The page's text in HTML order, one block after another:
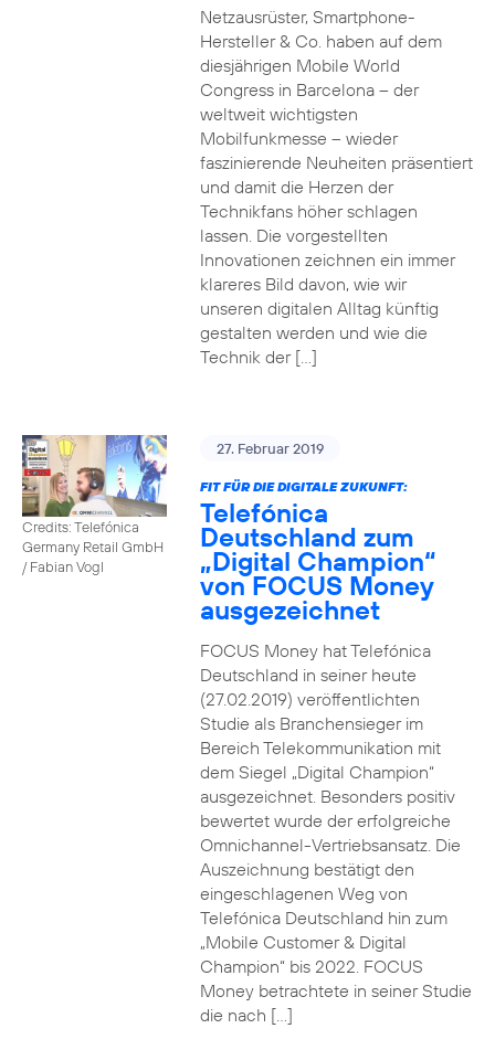
Netzausrüster, Smartphone-
Hersteller & Co. haben auf dem
diesjährigen Mobile World
Congress in Barcelona – der
weltweit wichtigsten
Mobilfunkmesse – wieder
faszinierende Neuheiten präsentiert
und damit die Herzen der
Technikfans höher schlagen
lassen. Die vorgestellten
Innovationen zeichnen ein immer
klareres Bild davon, wie wir
unseren digitalen Alltag künftig
gestalten werden und wie die
Technik der […]
Credits: Telefónica
Germany Retail GmbH
/ Fabian Vogl
27. Februar 2019
FIT FÜR DIE DIGITALE ZUKUNFT:
Telefónica
Deutschland zum
„Digital Champion“
von FOCUS Money
ausgezeichnet
FOCUS Money hat Telefónica
Deutschland in seiner heute
(27.02.2019) veröffentlichten
Studie als Branchensieger im
Bereich Telekommunikation mit
dem Siegel „Digital Champion“
ausgezeichnet. Besonders positiv
bewertet wurde der erfolgreiche
Omnichannel-Vertriebsansatz. Die
Auszeichnung bestätigt den
eingeschlagenen Weg von
Telefónica Deutschland hin zum
„Mobile Customer & Digital
Champion“ bis 2022. FOCUS
Money betrachtete in seiner Studie
die nach […]